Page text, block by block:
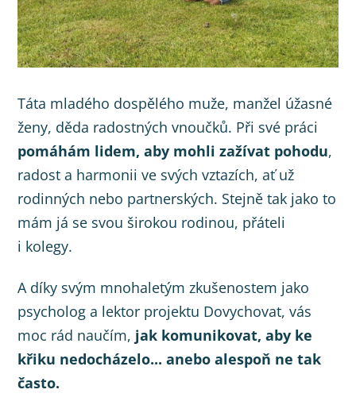
Táta mladého dospělého muže, manžel úžasné
ženy, děda radostných vnoučků. Při své práci
pomáhám lidem, aby mohli zažívat pohodu,
radost a harmonii ve svých vztazích, ať už
rodinných nebo partnerských. Stejně tak jako to
mám já se svou širokou rodinou, přáteli
i kolegy.
A díky svým mnohaletým zkušenostem jako
psycholog a lektor projektu Dovychovat, vás
moc rád naučím, jak komunikovat, aby ke
křiku nedocházelo... anebo alespoň ne tak
často.